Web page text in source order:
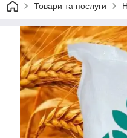
Товари та послуги